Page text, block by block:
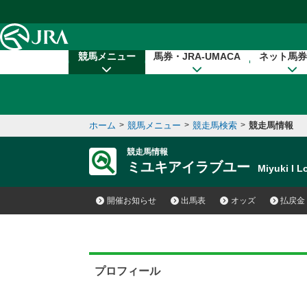
競馬メニュー 馬券・JRA-UMACA ネット馬
ホーム > 競馬メニュー > 競走馬検索 > 競走馬情報
競走馬情報
ミユキアイラブユー Miyuki I
開催お知らせ 出馬表 オッズ 払戻金
プロフィール